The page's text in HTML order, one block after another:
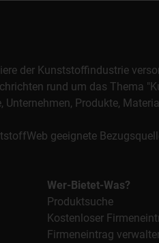
der Kunststoffindustrie
rund um das Thema
Produkte,
geeignete
Wer-Bietet-Was?
Produktsuche
Kostenloser
Firmeneintrag